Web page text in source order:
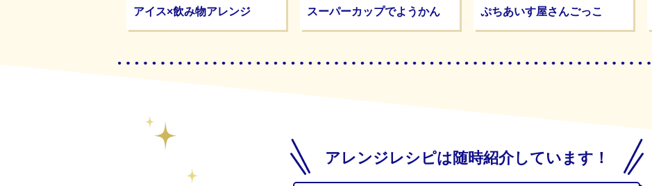
アイス×飲み物アレンジ スーパーカップでようかん ぷちあいす屋さんごっこ
アレンジレシピは随時紹介しています！